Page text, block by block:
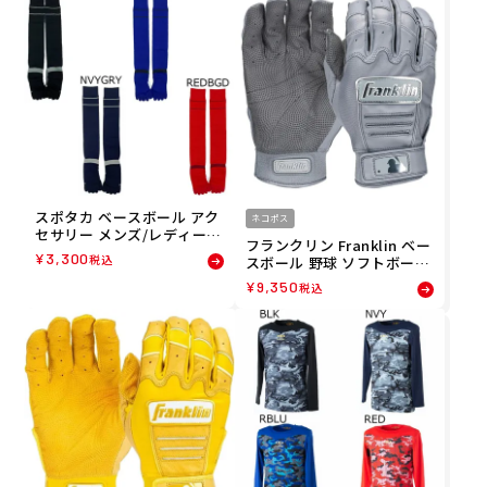
スポタカ ベースボール アク
セサリー メンズ/レディース
BANDS 野球用5本指ソック
ス(ロゴなし) BBSB002 SPO
¥3,300税込
ネコポス
フランクリン Franklin ベー
スボール 野球 ソフトボール
グローブ 手袋 CFX プロ ク
ロム バッティング 手袋 両手
用 20597 メンズ レディース
ユニセックス 25SP 春夏
¥9,350税込